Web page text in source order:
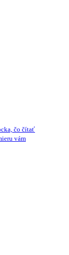
čo čítať
vám